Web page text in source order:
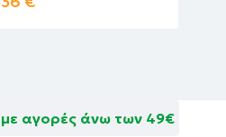
αγορές άνω των 49€